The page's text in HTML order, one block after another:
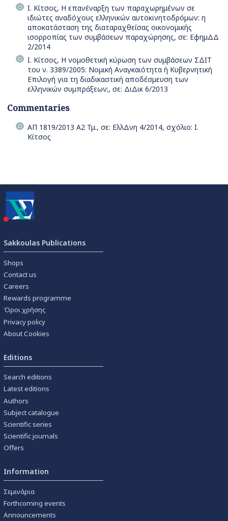
Ι. Κίτσος, Η επανέναρξη των παραχωρημένων σε
ιδιώτες αναδόχους ελληνικών αυτοκινητοδρόμων: η
αποκατάσταση της διαταραχθείσας οικονομικής
ισορροπίας των συμβάσεων παραχώρησης, σε: ΕφημΔΔ
2/2014
Ι. Κίτσος, Η νομοθετική κύρωση των συμβάσεων ΣΔΙΤ
του ν. 3389/2005: Νομική Αναγκαιότητα ή Κυβερνητική
Επιλογή για τη διαδικαστική αποδέσμευση των
ελληνικών συμπράξεων;, σε: ΔιΔικ 6/2013
Commentaries
ΑΠ 1819/2013 Α2 Τμ., σε: ΕλλΔνη 4/2014, σχόλιο: Ι.
Κίτσος
Sakkoulas Publications
Shops
Contact us
Careers
Rewards programme
Όροι χρήσης
Privacy policy
About Cookies
Editions
Search editions
Latest editions
Authors
Subject catalogue
Scientific series
Scientific journals
Offers
Information
Σεμινάρια
Forthcoming events
Announcements